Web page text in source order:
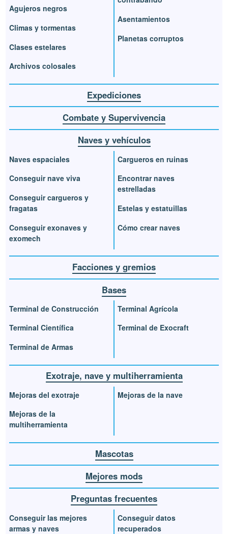
Agujeros negros
Climas y tormentas
Clases estelares
Archivos colosales
Asentamientos
Planetas corruptos
Expediciones
Combate y Supervivencia
Naves y vehículos
Naves espaciales
Conseguir nave viva
Conseguir cargueros y
fragatas
Conseguir exonaves y
exomech
Cargueros en ruinas
Encontrar naves
estrelladas
Estelas y estatuillas
Cómo crear naves
Facciones y gremios
Bases
Terminal de Construcción
Terminal Científica
Terminal de Armas
Terminal Agrícola
Terminal de Exocraft
Exotraje, nave y multiherramienta
Mejoras del exotraje
Mejoras de la
multiherramienta
Mejoras de la nave
Mascotas
Mejores mods
Preguntas frecuentes
Conseguir las mejores
armas y naves
Conseguir datos
recuperados